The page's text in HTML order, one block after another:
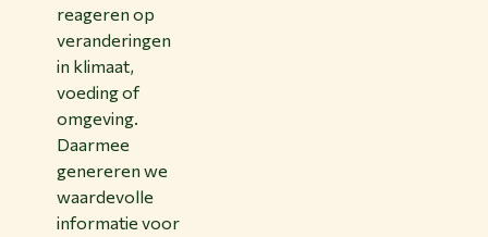
reageren op
veranderingen
in klimaat,
voeding of
omgeving.
Daarmee
genereren we
waardevolle
informatie voor